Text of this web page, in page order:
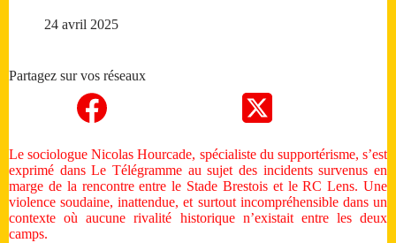
24 avril 2025
Partagez sur vos réseaux
Le sociologue Nicolas Hourcade, spécialiste du supportérisme, s’est
exprimé dans Le Télégramme au sujet des incidents survenus en
marge de la rencontre entre le Stade Brestois et le RC Lens. Une
violence soudaine, inattendue, et surtout incompréhensible dans un
contexte où aucune rivalité historique n’existait entre les deux
camps.